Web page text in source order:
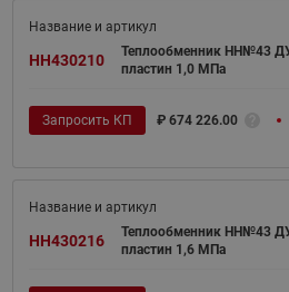
HH430210
Теплообменник НН№43
пластин 1,0 МПа
Запросить КП ₽ 674 226.00
HH430216
Теплообменник НН№43
пластин 1,6 МПа